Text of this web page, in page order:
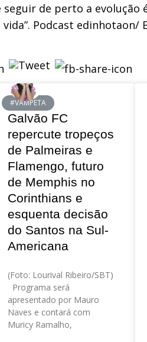
de perto a
Podcast edinhotaon/
#VAMPETA
Galvão FC
repercute tropeços
de Palmeiras e
Flamengo, futuro
de Memphis no
Corinthians e
esquenta decisão
do Santos na Sul-
Americana
(Foto: Lourival Ribeiro/SBT)
Programa será
apresentado por Mauro
Naves e contará com
Muricy Ramalho,